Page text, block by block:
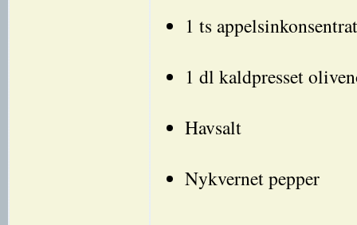
1 ts appelsinkonsentrat
1 dl kaldpresset
Havsalt
Nykvernet pepper